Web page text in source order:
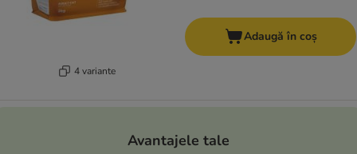
4 variante
Adaugă în coș
Avantajele tale